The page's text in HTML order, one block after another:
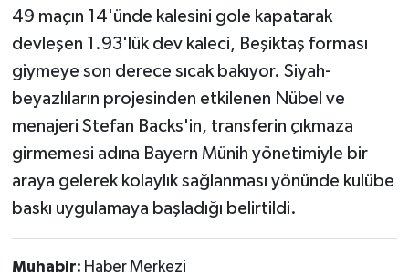
49 maçın 14'ünde kalesini gole kapatarak
devleşen 1.93'lük dev kaleci, Beşiktaş forması
giymeye son derece sıcak bakıyor. Siyah-
beyazlıların projesinden etkilenen Nübel ve
menajeri Stefan Backs'in, transferin çıkmaza
girmemesi adına Bayern Münih yönetimiyle bir
araya gelerek kolaylık sağlanması yönünde kulübe
baskı uygulamaya başladığı belirtildi.
Muhabir: Haber Merkezi